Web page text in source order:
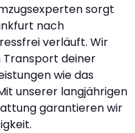
sorgt
nach
verläuft. Wir
Transport deiner
wie das
unserer langjährigen
garantieren wir